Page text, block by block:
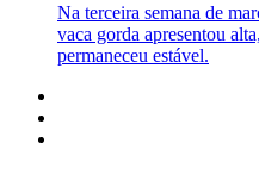
Na terceira semana de
vaca gorda apresentou
permaneceu estável.